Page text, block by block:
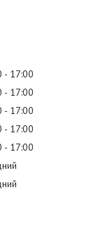
17:00
17:00
17:00
17:00
17:00